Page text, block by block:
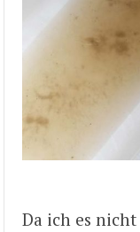
Da ich es